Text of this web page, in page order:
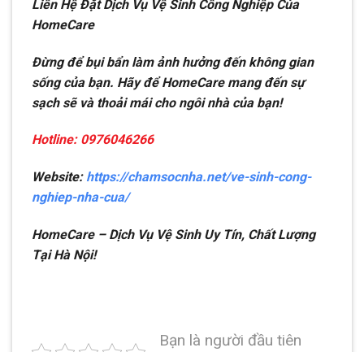
Liên Hệ Đặt Dịch Vụ Vệ Sinh Công Nghiệp Của
HomeCare
Đừng để bụi bẩn làm ảnh hưởng đến không gian
sống của bạn. Hãy để HomeCare mang đến sự
sạch sẽ và thoải mái cho ngôi nhà của bạn!
Hotline: 0976046266
Website:https://chamsocnha.net/ve-sinh-cong-
nghiep-nha-cua/
HomeCare – Dịch Vụ Vệ Sinh Uy Tín, Chất Lượng
Tại Hà Nội!
Bạn là người đầu tiên